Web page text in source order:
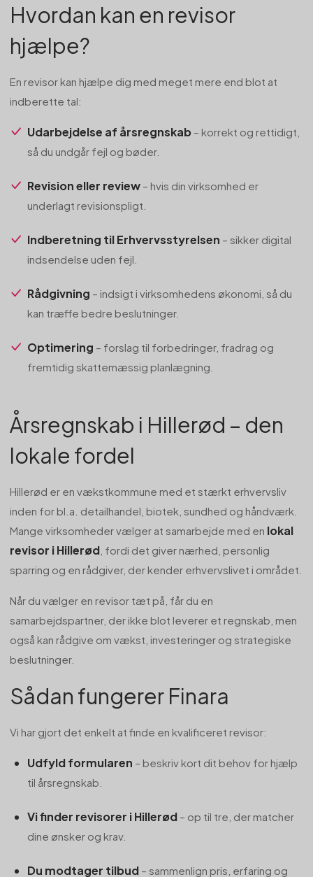
Hvordan kan en revisor
hjælpe?
En revisor kan hjælpe dig med meget mere end blot at
indberette tal:
Udarbejdelse af årsregnskab – korrekt og rettidigt,
så du undgår fejl og bøder.
Revision eller review – hvis din virksomhed er
underlagt revisionspligt.
Indberetning til Erhvervsstyrelsen – sikker digital
indsendelse uden fejl.
Rådgivning – indsigt i virksomhedens økonomi, så du
kan træffe bedre beslutninger.
Optimering – forslag til forbedringer, fradrag og
fremtidig skattemæssig planlægning.
Årsregnskab i Hillerød – den
lokale fordel
Hillerød er en vækstkommune med et stærkt erhvervsliv
inden for bl.a. detailhandel, biotek, sundhed og håndværk.
Mange virksomheder vælger at samarbejde med en lokal
revisor i Hillerød , fordi det giver nærhed, personlig
sparring og en rådgiver, der kender erhvervslivet i området.
Når du vælger en revisor tæt på, får du en
samarbejdspartner, der ikke blot leverer et regnskab, men
også kan rådgive om vækst, investeringer og strategiske
beslutninger.
Sådan fungerer Finara
Vi har gjort det enkelt at finde en kvalificeret revisor:
Udfyld formularen – beskriv kort dit behov for hjælp
til årsregnskab.
Vi finder revisorer i Hillerød – op til tre, der matcher
dine ønsker og krav.
Du modtager tilbud – sammenlign pris, erfaring og